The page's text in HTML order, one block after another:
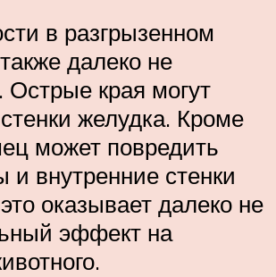
в разгрызенном
далеко не
Острые края могут
желудка. Кроме
может повредить
и внутренние стенки
оказывает далеко не
эффект на